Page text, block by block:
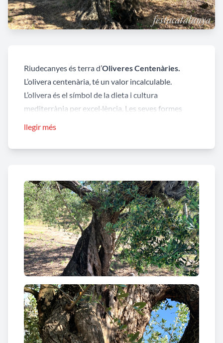
Riudecanyes és terra d’Oliveres Centenàries.
L’olivera centenària, té un valor incalculable.
L’olivera és el símbol de la dieta i cultura
mediterrània per excel·lència. Les seves formes
oliveres centenàries solen tenir el tronc buit i grans
de la varietat Arbequina.
La marca comercial de l’Oli d’Oliva Verge Extra
elaborat per la Cooperativa de Riudecanyes porta
el nom “ESCORNALBOU”. A causa del relleu
muntanyós del seu terme, en no poder accedir a les
finques amb maquinària agrícola moderna, tot el
procés de recollida de la collita de l’oliva es fa de
forma manual.
L’Oli d’Oliva Verge Extra de la Cooperativa de
Riudecanyes és un oli d’oliva 100% arbequina, extra
llegir més